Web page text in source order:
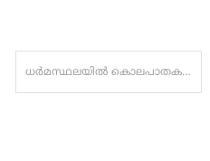
ധർമസ്ഥലയിൽ കൊലപാതക പരമ്പര ആരോപണങ്ങളുടെ പിന്നിൽ കേരള സർക്കാരാണെന്ന് ബിജെപി നേതാവ് ആർ അശോക